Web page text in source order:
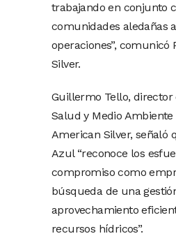
trabajando en conjunto
comunidades aledañas
operaciones”, comunicó
Silver.
Guillermo Tello, director
Salud y Medio Ambiente
American Silver, señaló
Azul “reconoce los
compromiso como
búsqueda de una
aprovechamiento
recursos hídricos”.